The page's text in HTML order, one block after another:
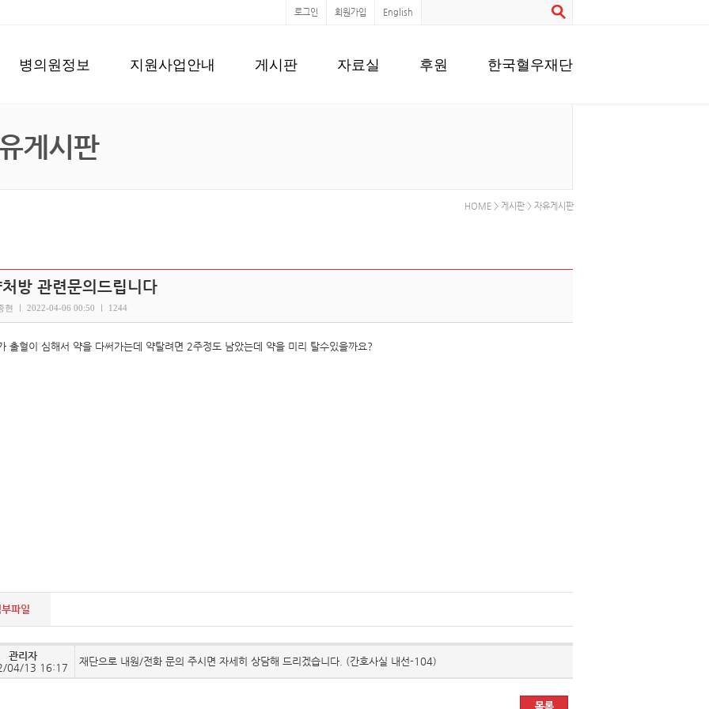
로그인 회원가입 English
병의원정보 지원사업안내 게시판 자료실 후원 한국혈우재단
게시판
HOME > 게시판 > 자유게시판
방 관련문의드립니다
현 ㅣ 2022-04-06 00:50 ㅣ 1244
출혈이 심해서 약을 다써가는데 약탈려면 2주정도 남았는데 약을 미리 탈수있을까요?
파일
관리자
04/13 16:17
재단으로 내원/전화 문의 주시면 자세히 상담해 드리겠습니다. (간호사실 내선-104)